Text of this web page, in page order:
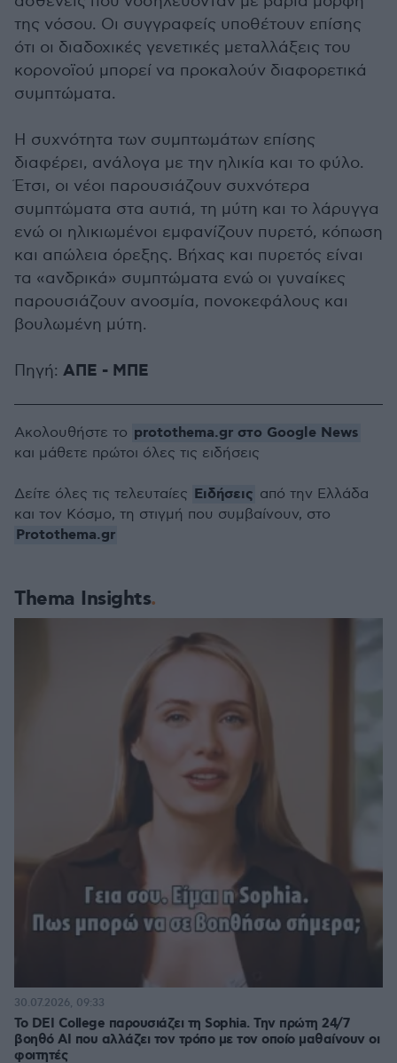
της νόσου. Οι συγγραφείς υποθέτουν επίσης
ότι οι διαδοχικές γενετικές μεταλλάξεις του
κορονοϊού μπορεί να προκαλούν διαφορετικά
συμπτώματα.
Η συχνότητα των συμπτωμάτων επίσης
διαφέρει, ανάλογα με την ηλικία και το φύλο.
Έτσι, οι νέοι παρουσιάζουν συχνότερα
συμπτώματα στα αυτιά, τη μύτη και το λάρυγγα
ενώ οι ηλικιωμένοι εμφανίζουν πυρετό, κόπωση
και απώλεια όρεξης. Βήχας και πυρετός είναι
τα «ανδρικά» συμπτώματα ενώ οι γυναίκες
παρουσιάζουν ανοσμία, πονοκεφάλους και
βουλωμένη μύτη.
Πηγή: ΑΠΕ - ΜΠΕ
Thema Insights
Το DEI College παρουσιάζει τη Sophia. Την πρώτη 24/7
βοηθό AI που αλλάζει τον τρόπο με τον οποίο μαθαίνουν οι
φοιτητές
30.07.2026, 09:33
Ακολουθήστε το protothema.gr στο Google News
και μάθετε πρώτοι όλες τις ειδήσεις
Δείτε όλες τις τελευταίες Ειδήσεις από την Ελλάδα
και τον Κόσμο, τη στιγμή που συμβαίνουν, στο
Protothema.gr